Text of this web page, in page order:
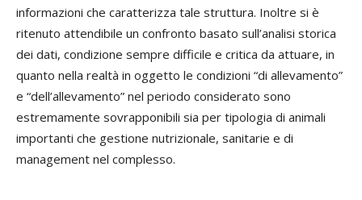
informazioni che caratterizza tale struttura. Inoltre si è
ritenuto attendibile un confronto basato sull’analisi storica
dei dati, condizione sempre difficile e critica da attuare, in
quanto nella realtà in oggetto le condizioni “di allevamento”
e “dell’allevamento” nel periodo considerato sono
estremamente sovrapponibili sia per tipologia di animali
importanti che gestione nutrizionale, sanitarie e di
management nel complesso.